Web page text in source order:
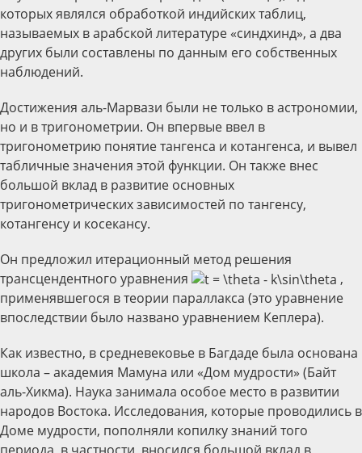
которых являлся обработкой индийских таблиц,
называемых в арабской литературе «синдхинд», а два
других были составлены по данным его собственных
наблюдений.
Достижения аль-Марвази были не только в астрономии,
но и в тригонометрии. Он впервые ввел в
тригонометрию понятие тангенса и котангенса, и вывел
табличные значения этой функции. Он также внес
большой вклад в развитие основных
тригонометрических зависимостей по тангенсу,
котангенсу и косекансу.
Он предложил итерационный метод решения
трансцендентного уравнения
,
применявшегося в теории параллакса (это уравнение
впоследствии было названо уравнением Кеплера).
Как известно, в средневековье в Багдаде была основана
школа – академия Мамуна или «Дом мудрости» (Байт
аль-Хикма). Наука занимала особое место в развитии
народов Востока. Исследования, которые проводились в
Доме мудрости, пополняли копилку знаний того